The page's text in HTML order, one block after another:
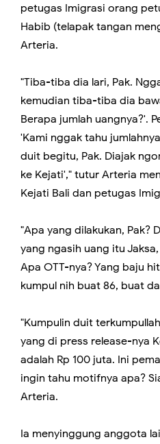
petugas Imigrasi orang
Habib (telapak tangan
Arteria.
"Tiba-tiba dia lari, Pak.
kemudian tiba-tiba dia
Berapa jumlah uangnya?'.
'Kami nggak tahu
duit begitu, Pak. Diajak
ke Kejati'," tutur Arteria
Kejati Bali dan petugas
"Apa yang dilakukan, Pak?
yang ngasih uang itu
Apa OTT-nya? Yang baju
kumpul nih buat 86, buat
"Kumpulin duit
yang di press release-nya
adalah Rp 100 juta. Ini
ingin tahu motifnya apa?
Arteria.
Ia menyinggung anggota